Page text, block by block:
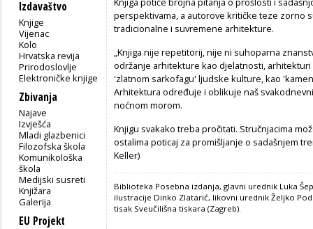
Izdavaštvo
Knjige
Vijenac
Kolo
Hrvatska revija
Prirodoslovlje
Elektroničke knjige
Zbivanja
Najave
Izvješća
Mladi glazbenici
Filozofska škola
Komunikološka
škola
Medijski susreti
Knjižara
Galerija
EU Projekt
perspektivama, a autorove kritičke teze zorno
tradicionalne i suvremene arhitekture.
„Knjiga nije repetitorij, nije ni suhoparna
održanje arhitekture kao djelatnosti,
'zlatnom sarkofagu' ljudske kulture, kao
Arhitektura određuje i oblikuje naš
noćnom morom.
Knjigu svakako treba pročitati. Stručnjacima
ostalima poticaj za promišljanje o sadašnjem
Keller)
Biblioteka Posebna izdanja, glavni urednik Luka
ilustracije Dinko Zlatarić, likovni urednik Željko
tisak Sveučilišna tiskara (Zagreb).